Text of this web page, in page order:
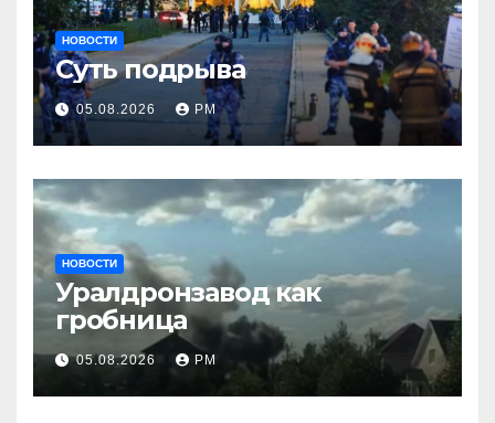
НОВОСТИ
Суть подрыва
05.08.2026 РМ
НОВОСТИ
Уралдронзавод как
гробница
05.08.2026 РМ